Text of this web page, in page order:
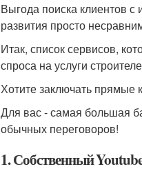
Выгода поиска клиентов
развития просто
Итак, список сервисов,
спроса на услуги
Хотите заключать прямые
Для вас - самая большая
обычных переговоров!
1. Собственный